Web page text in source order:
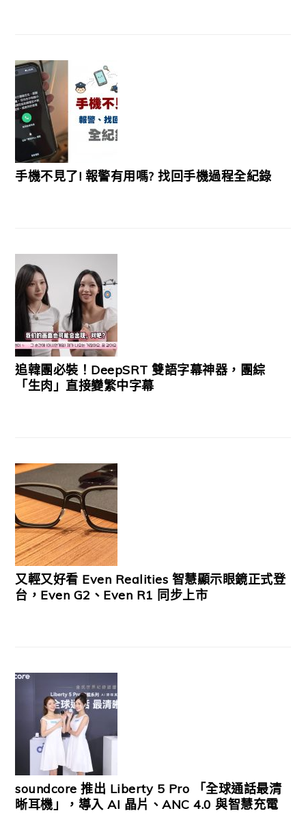
手機不見了! 報警有用嗎? 找回手機過程全紀錄
追韓團必裝！DeepSRT 雙語字幕神器，團綜
「生肉」直接變繁中字幕
又輕又好看 Even Realities 智慧顯示眼鏡正式登
台，Even G2、Even R1 同步上市
soundcore 推出 Liberty 5 Pro 「全球通話最清
晰耳機」，導入 AI 晶片、ANC 4.0 與智慧充電